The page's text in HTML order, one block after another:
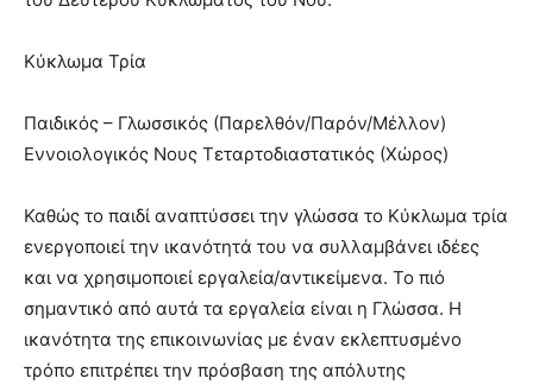
Κύκλωμα Τρία
Παιδικός – Γλωσσικός (Παρελθόν/Παρόν/Μέλλον)
Εννοιολογικός Νους Τεταρτοδιαστατικός (Χώρος)
Καθώς το παιδί αναπτύσσει την γλώσσα το Κύκλωμα τρία
ενεργοποιεί την ικανότητά του να συλλαμβάνει ιδέες
και να χρησιμοποιεί εργαλεία/αντικείμενα. Το πιό
σημαντικό από αυτά τα εργαλεία είναι η Γλώσσα. Η
ικανότητα της επικοινωνίας με έναν εκλεπτυσμένο
τρόπο επιτρέπει την πρόσβαση της απόλυτης